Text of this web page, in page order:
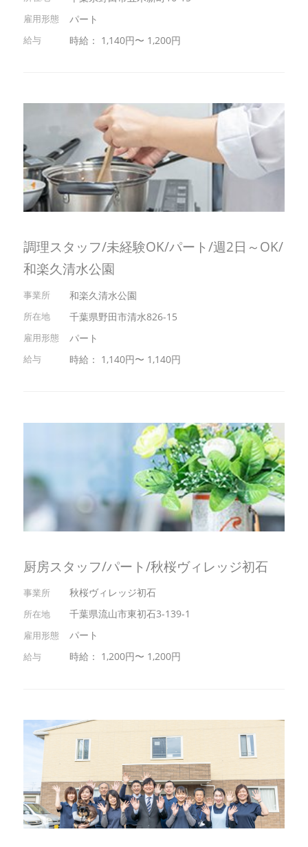
パート
時給： 1,140円〜 1,200円
調理スタッフ/未経験OK/パート/週2日～OK/
和楽久清水公園
和楽久清水公園
千葉県野田市清水826-15
パート
時給： 1,140円〜 1,140円
厨房スタッフ/パート/秋桜ヴィレッジ初石
秋桜ヴィレッジ初石
千葉県流山市東初石3-139-1
パート
時給： 1,200円〜 1,200円